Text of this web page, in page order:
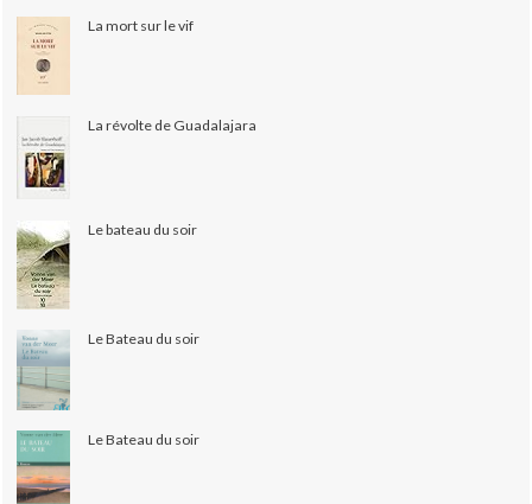
La mort sur le vif
La révolte de Guadalajara
Le bateau du soir
Le Bateau du soir
Le Bateau du soir